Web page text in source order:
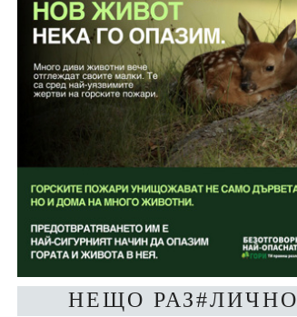
НЕЩО РАЗ#ЛИЧНО